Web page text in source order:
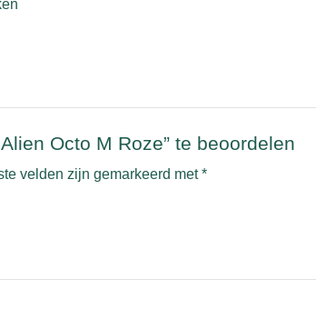
Octo M Roze” te beoordelen
velden zijn gemarkeerd met*